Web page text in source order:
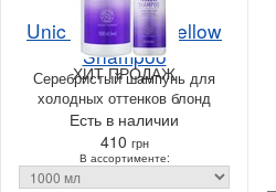
ХИТ ПРОДАЖ
Unic Blondi Antiyellow
Shampoo
Серебристый шампунь для
холодных оттенков блонд
Есть в наличии
410 грн
В ассортименте: